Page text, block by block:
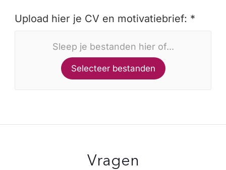
Upload hier je CV en motivatiebrief: *
Sleep je bestanden hier of...
Selecteer bestanden
Vragen